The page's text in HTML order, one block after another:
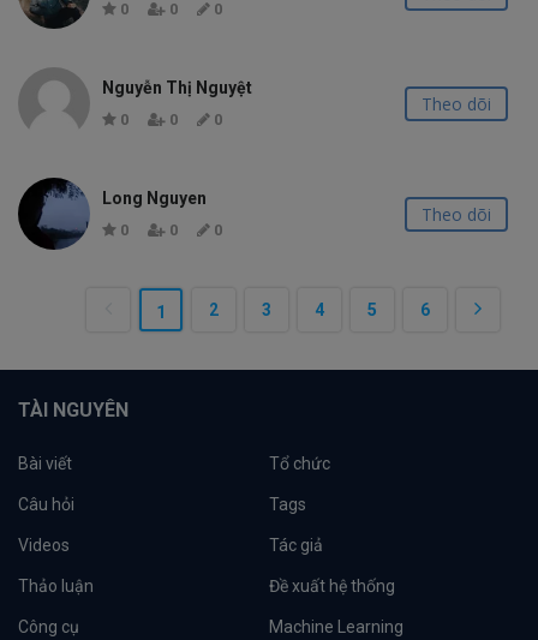
0 0 0
Nguyễn Thị Nguyệt
0 0 0
Theo dõi
Long Nguyen
0 0 0
Theo dõi
1 2 3 4 5 6
TÀI NGUYÊN
Bài viết Tổ chức
Câu hỏi Tags
Videos Tác giả
Thảo luận Đề xuất hệ thống
Công cụ Machine Learning